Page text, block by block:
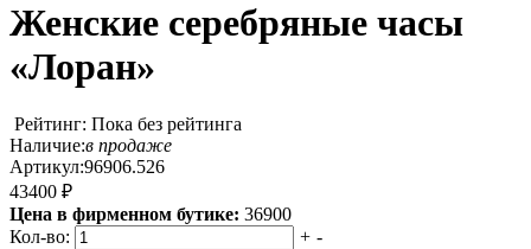
Женские серебряные часы
«Лоран»
Рейтинг: Пока без рейтинга
Наличие:в продаже
Артикул:96906.526
43400 ₽
Цена в фирменном бутике: 36900
Кол-во:
+ -